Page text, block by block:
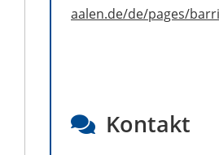
aalen.de/de/pages/
Kontakt